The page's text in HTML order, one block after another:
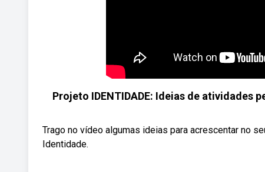
Projeto IDENTIDADE: Ideias de atividades
Trago no vídeo algumas ideias para acrescentar no
Identidade.